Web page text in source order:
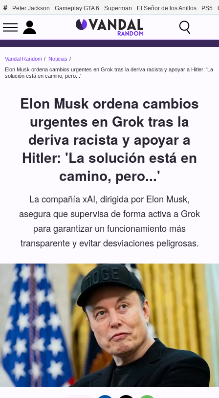
Peter Jackson Gameplay GTA 6 Superman El Señor de los Anillos PS5
Vandal Random
Noticias
Elon Musk ordena cambios urgentes en Grok tras la deriva racista y apoyar a Hitler: 'La
solución está en camino, pero...'
Elon Musk ordena cambios
urgentes en Grok tras la
deriva racista y apoyar a
Hitler: 'La solución está en
camino, pero...'
La compañía xAI, dirigida por Elon Musk,
asegura que supervisa de forma activa a Grok
para garantizar un funcionamiento más
transparente y evitar desviaciones peligrosas.